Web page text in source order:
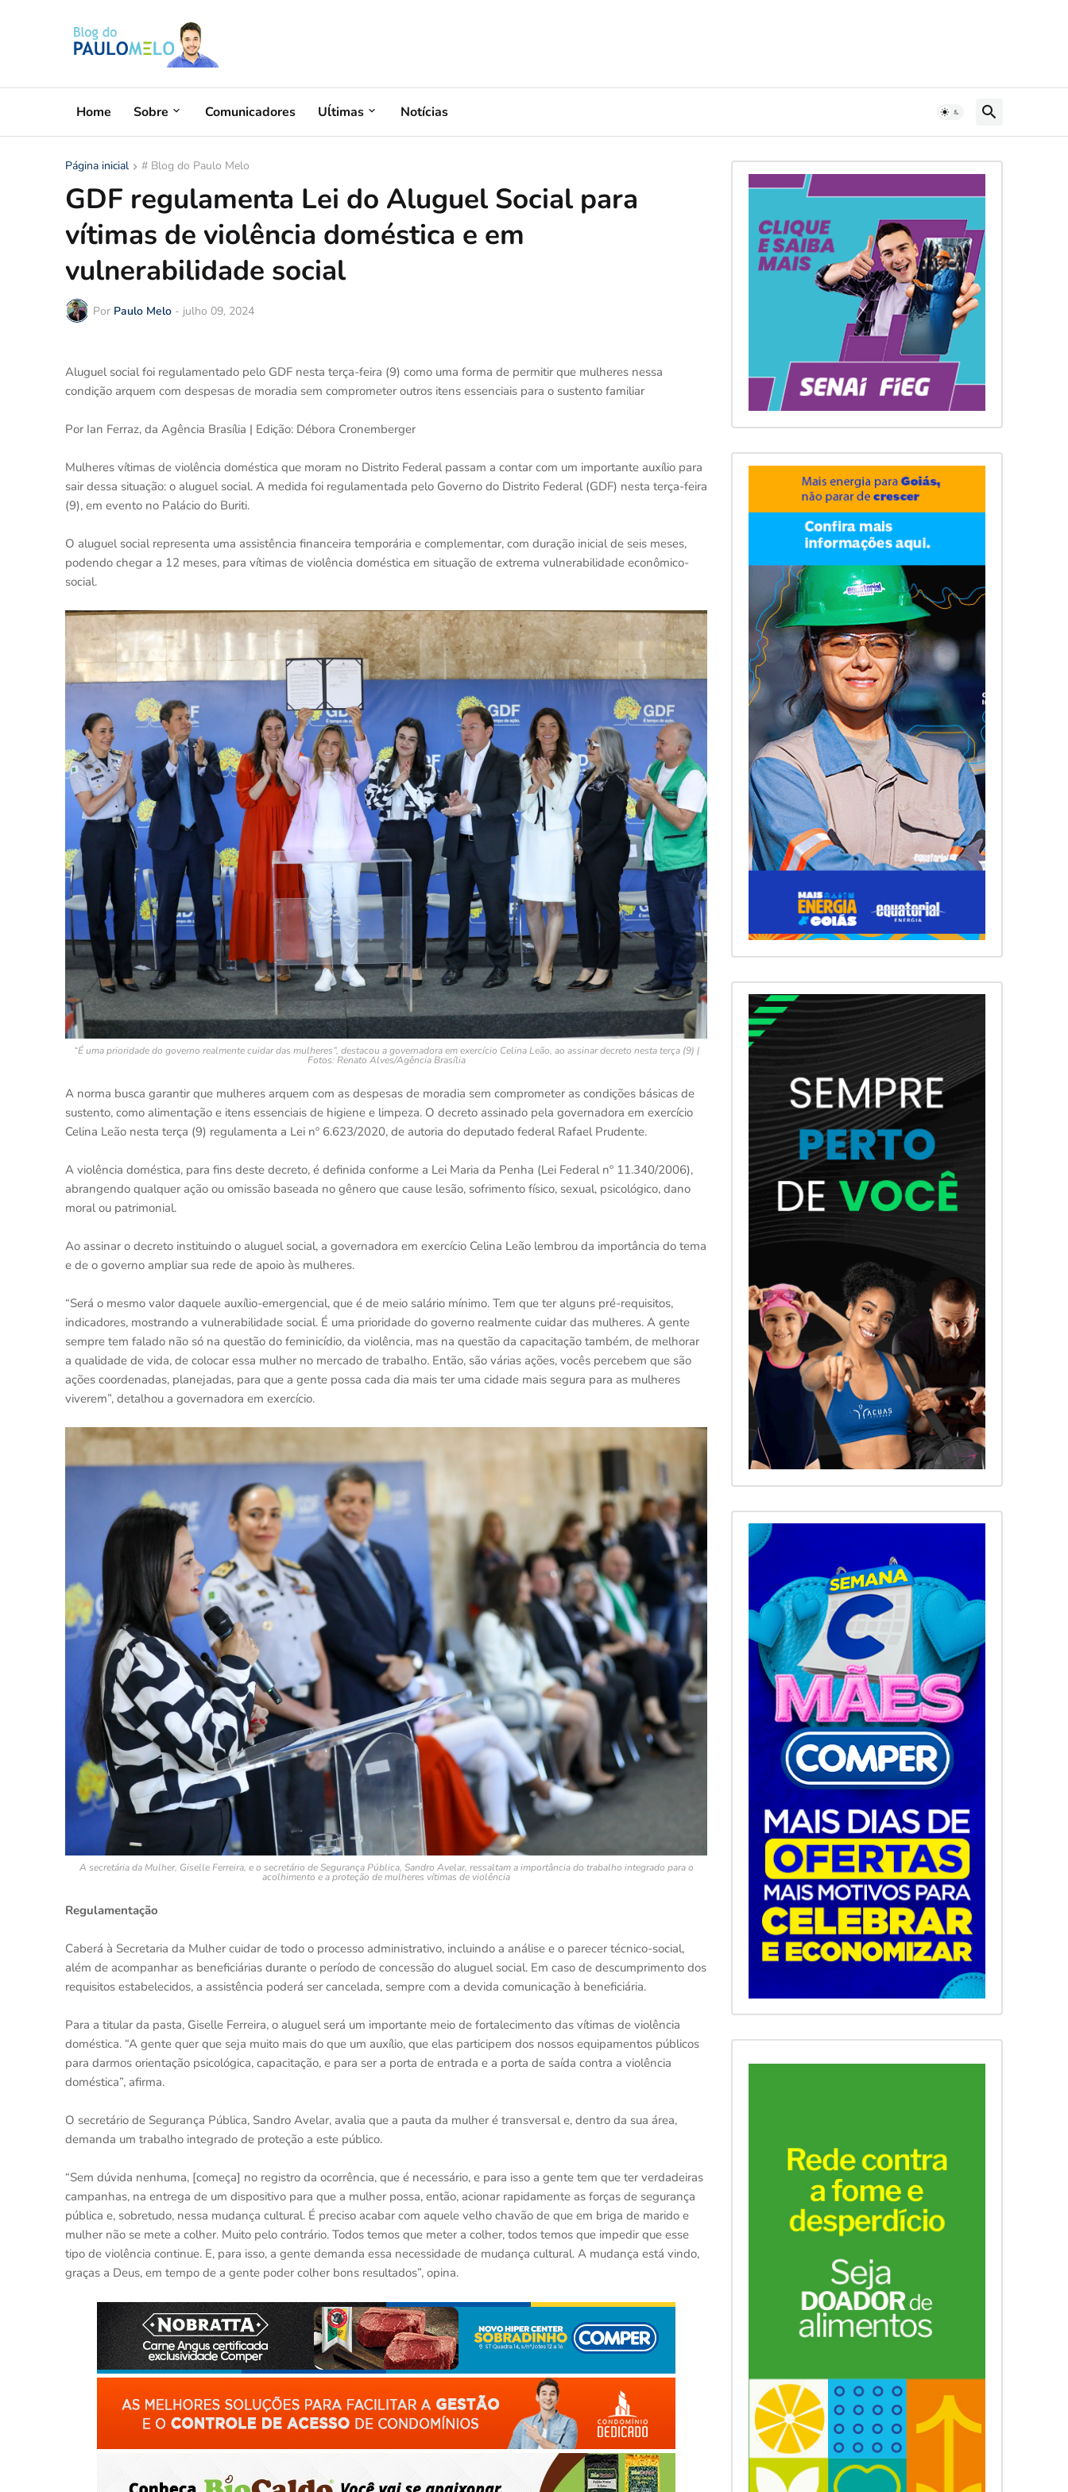
Home Sobre Comunicadores Uĺtimas Notícias
Página inicial # Blog do Paulo Melo
GDF regulamenta Lei do Aluguel Social para
vítimas de violência doméstica e em
vulnerabilidade social
Por Paulo Melo - julho 09, 2024
Aluguel social foi regulamentado pelo GDF nesta terça-feira (9) como uma forma de permitir que mulheres nessa
condição arquem com despesas de moradia sem comprometer outros itens essenciais para o sustento familiar
Por Ian Ferraz, da Agência Brasília | Edição: Débora Cronemberger
Mulheres vítimas de violência doméstica que moram no Distrito Federal passam a contar com um importante auxílio para
sair dessa situação: o aluguel social. A medida foi regulamentada pelo Governo do Distrito Federal (GDF) nesta terça-feira
(9), em evento no Palácio do Buriti.
O aluguel social representa uma assistência financeira temporária e complementar, com duração inicial de seis meses,
podendo chegar a 12 meses, para vítimas de violência doméstica em situação de extrema vulnerabilidade econômico-
social.
“É uma prioridade do governo realmente cuidar das mulheres”, destacou a governadora em exercício Celina Leão, ao assinar decreto nesta terça (9) |
Fotos: Renato Alves/Agência Brasília
A norma busca garantir que mulheres arquem com as despesas de moradia sem comprometer as condições básicas de
sustento, como alimentação e itens essenciais de higiene e limpeza. O decreto assinado pela governadora em exercício
Celina Leão nesta terça (9) regulamenta a Lei nº 6.623/2020, de autoria do deputado federal Rafael Prudente.
A violência doméstica, para fins deste decreto, é definida conforme a Lei Maria da Penha (Lei Federal nº 11.340/2006),
abrangendo qualquer ação ou omissão baseada no gênero que cause lesão, sofrimento físico, sexual, psicológico, dano
moral ou patrimonial.
Ao assinar o decreto instituindo o aluguel social, a governadora em exercício Celina Leão lembrou da importância do tema
e de o governo ampliar sua rede de apoio às mulheres.
“Será o mesmo valor daquele auxílio-emergencial, que é de meio salário mínimo. Tem que ter alguns pré-requisitos,
indicadores, mostrando a vulnerabilidade social. É uma prioridade do governo realmente cuidar das mulheres. A gente
sempre tem falado não só na questão do feminicídio, da violência, mas na questão da capacitação também, de melhorar
a qualidade de vida, de colocar essa mulher no mercado de trabalho. Então, são várias ações, vocês percebem que são
ações coordenadas, planejadas, para que a gente possa cada dia mais ter uma cidade mais segura para as mulheres
viverem”, detalhou a governadora em exercício.
A secretária da Mulher, Giselle Ferreira, e o secretário de Segurança Pública, Sandro Avelar, ressaltam a importância do trabalho integrado para o
acolhimento e a proteção de mulheres vítimas de violência
Regulamentação
Caberá à Secretaria da Mulher cuidar de todo o processo administrativo, incluindo a análise e o parecer técnico-social,
além de acompanhar as beneficiárias durante o período de concessão do aluguel social. Em caso de descumprimento dos
requisitos estabelecidos, a assistência poderá ser cancelada, sempre com a devida comunicação à beneficiária.
Para a titular da pasta, Giselle Ferreira, o aluguel será um importante meio de fortalecimento das vítimas de violência
doméstica. “A gente quer que seja muito mais do que um auxílio, que elas participem dos nossos equipamentos públicos
para darmos orientação psicológica, capacitação, e para ser a porta de entrada e a porta de saída contra a violência
doméstica”, afirma.
O secretário de Segurança Pública, Sandro Avelar, avalia que a pauta da mulher é transversal e, dentro da sua área,
demanda um trabalho integrado de proteção a este público.
“Sem dúvida nenhuma, [começa] no registro da ocorrência, que é necessário, e para isso a gente tem que ter verdadeiras
campanhas, na entrega de um dispositivo para que a mulher possa, então, acionar rapidamente as forças de segurança
pública e, sobretudo, nessa mudança cultural. É preciso acabar com aquele velho chavão de que em briga de marido e
mulher não se mete a colher. Muito pelo contrário. Todos temos que meter a colher, todos temos que impedir que esse
tipo de violência continue. E, para isso, a gente demanda essa necessidade de mudança cultural. A mudança está vindo,
graças a Deus, em tempo de a gente poder colher bons resultados”, opina.